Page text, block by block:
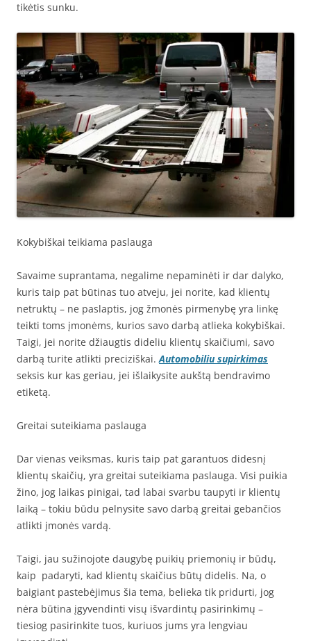
tikėtis sunku.
Kokybiškai teikiama paslauga
Savaime suprantama, negalime nepaminėti ir dar dalyko,
kuris taip pat būtinas tuo atveju, jei norite, kad klientų
netruktų – ne paslaptis, jog žmonės pirmenybę yra linkę
teikti toms įmonėms, kurios savo darbą atlieka kokybiškai.
Taigi, jei norite džiaugtis dideliu klientų skaičiumi, savo
darbą turite atlikti preciziškai.Automobiliu supirkimas
seksis kur kas geriau, jei išlaikysite aukštą bendravimo
etiketą.
Greitai suteikiama paslauga
Dar vienas veiksmas, kuris taip pat garantuos didesnį
klientų skaičių, yra greitai suteikiama paslauga. Visi puikia
žino, jog laikas pinigai, tad labai svarbu taupyti ir klientų
laiką – tokiu būdu pelnysite savo darbą greitai gebančios
atlikti įmonės vardą.
Taigi, jau sužinojote daugybę puikių priemonių ir būdų,
kaip padaryti, kad klientų skaičius būtų didelis. Na, o
baigiant pastebėjimus šia tema, belieka tik pridurti, jog
nėra būtina įgyvendinti visų išvardintų pasirinkimų –
tiesiog pasirinkite tuos, kuriuos jums yra lengviau